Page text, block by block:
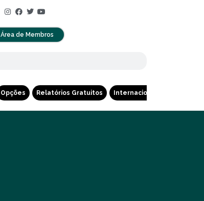
Área de Membros
Opções Relatórios Gratuitos Internacional